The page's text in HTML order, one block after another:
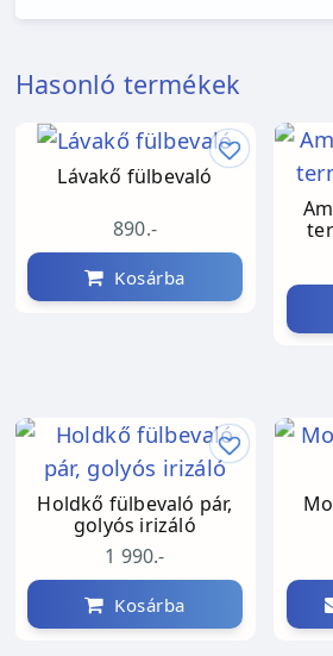
Hasonló termékek
Lávakő fülbevaló
890.-
Kosárba
Holdkő fülbevaló pár,
golyós irizáló
1 990.-
Kosárba